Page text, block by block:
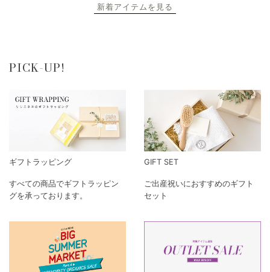
新着アイテムを見る
PICK-UP!
ギフトラッピング
すべての商品でギフトラッピン
グを承っております。
GIFT SET
ご出産祝いにおすすめのギフト
セット